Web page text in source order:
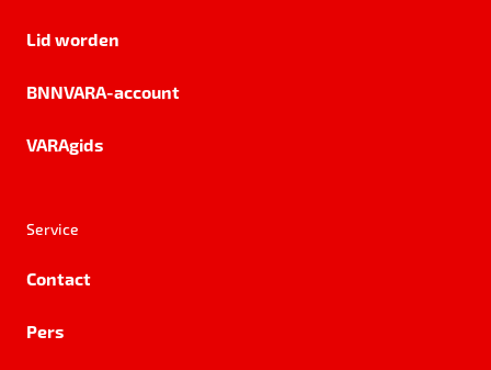
Lid worden
BNNVARA-account
VARAgids
Service
Contact
Pers